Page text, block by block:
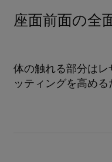
座面前面の全
体の触れる部分はレ
ッティングを高め